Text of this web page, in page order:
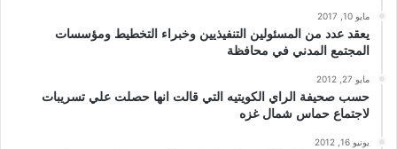
مايو 10, 2017
يعقد عدد من المسئولين التنفيذيين وخبراء التخطيط ومؤسسات
المجتمع المدني في محافظة
مايو 27, 2012
حسب صحيفة الراي الكويتيه التي قالت انها حصلت علي تسريبات
لاجتماع حماس شمال غزه
يونيو 16, 2012